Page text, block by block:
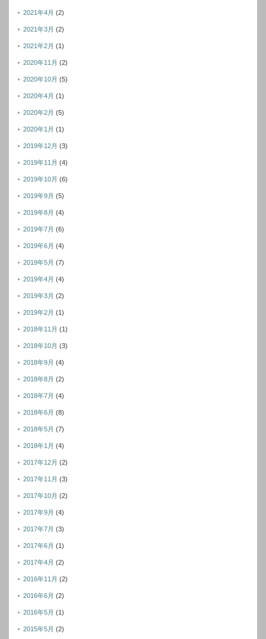
2021年4月 (2)
2021年3月 (2)
2021年2月 (1)
2020年11月 (2)
2020年10月 (5)
2020年4月 (1)
2020年2月 (5)
2020年1月 (1)
2019年12月 (3)
2019年11月 (4)
2019年10月 (6)
2019年9月 (5)
2019年8月 (4)
2019年7月 (6)
2019年6月 (4)
2019年5月 (7)
2019年4月 (4)
2019年3月 (2)
2019年2月 (1)
2018年11月 (1)
2018年10月 (3)
2018年9月 (4)
2018年8月 (2)
2018年7月 (4)
2018年6月 (8)
2018年5月 (7)
2018年1月 (4)
2017年12月 (2)
2017年11月 (3)
2017年10月 (2)
2017年9月 (4)
2017年7月 (3)
2017年6月 (1)
2017年4月 (2)
2016年11月 (2)
2016年6月 (2)
2016年5月 (1)
2015年5月 (2)